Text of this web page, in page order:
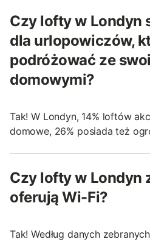
Czy lofty w Londyn
dla urlopowiczów,
podróżować ze
domowymi?
Tak! W Londyn, 14% loftów
domowe, 26% posiada też
Czy lofty w Londyn
oferują Wi-Fi?
Tak! Według danych